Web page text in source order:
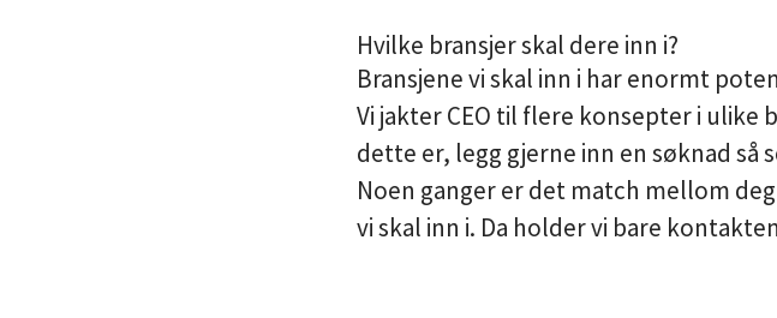
Hvilke bransjer skal dere inn i?
Bransjene vi skal inn i har enormt
Vi jakter CEO til flere konsepter i ulike
dette er, legg gjerne inn en søknad så
Noen ganger er det match mellom
vi skal inn i. Da holder vi bare